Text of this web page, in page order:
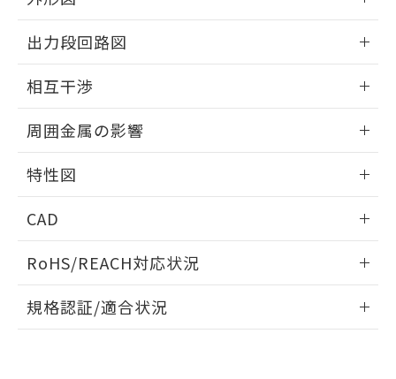
外形図
出力段回路図
出力段回路図
相互干渉
相互干渉
A: 40mm以上、B: 20mm以上
周囲金属の影響
周囲金属の影響
特性図
検出物体の大きさと材質による影響
CAD
ドすることができます。
ログイン/会員登録
RoHS/REACH対応状況
EU RoHS 注意事項・凡例
規格認証/適合状況
※当社の共同利用者とは、"個人情報
の共同利用に関して"
用者の範囲」に記載されている法人を
EU RoHS指令（10物質）の非含有証明書
※本証明書は発行日時点で非含有を証明す
るもので、過去に遡って非含有を証明する
ものではありません。
物質の対応では、対応完了までの期間は出
荷製品に未対応品が混在することから備考
欄に対応日を記載しておりました。
既に当社にて対応品への在庫切替を完了
していることから、特段のことがない限